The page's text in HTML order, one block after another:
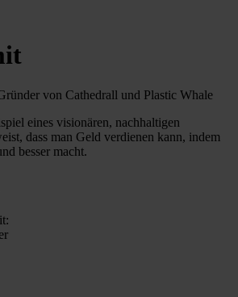
von Cathedrall und Plastic Whale
eines visionären, nachhaltigen
dass man Geld verdienen kann, indem
besser macht.